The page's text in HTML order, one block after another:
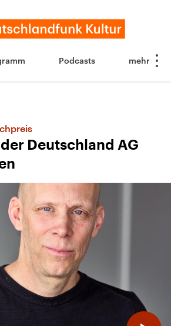
Podcasts
Deutschland AG